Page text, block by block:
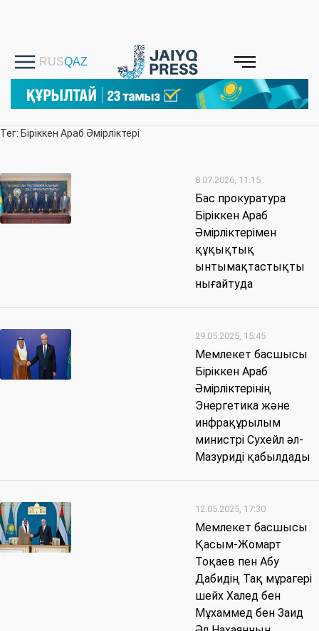
Тег: Біріккен Араб Әмірліктері
8.07.2026, 11:15
Бас прокуратура
Біріккен Араб
Әмірліктерімен
құқықтық
ынтымақтастықты
нығайтуда
29.05.2025, 15:45
Мемлекет басшысы
Біріккен Араб
Әмірліктерінің
Энергетика және
инфрақұрылым
министрі Сухейл әл-
Мазуриді қабылдады
12.05.2025, 17:30
Мемлекет басшысы
Қасым-Жомарт
Тоқаев пен Абу
Дабидің Тақ мұрагері
шейх Халед бен
Мұхаммед бен Заид